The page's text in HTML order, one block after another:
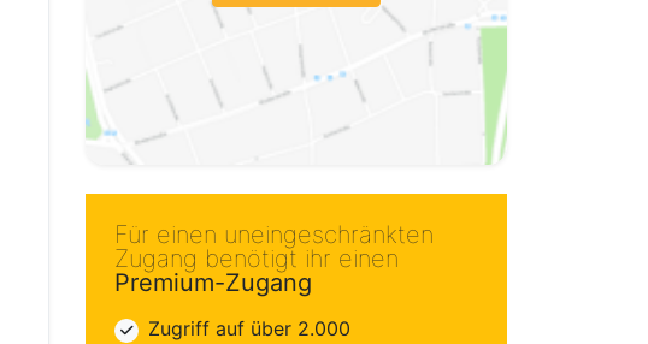
Für einen uneingeschränkten
Zugang benötigt ihr einen
Premium-Zugang
Zugriff auf über 2.000